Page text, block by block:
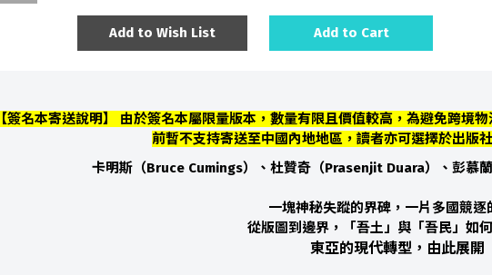
Add to Wish List Add to Cart
【簽名本寄送說明】 由於簽名本屬限量版本，數量有限且價值較高，為避免跨境
前暫不支持寄送至中國內地地區，讀者亦可選擇於出版
卡明斯（Bruce Cumings）、杜贊奇（Prasenjit Duara）、彭慕
一塊神秘失蹤的界碑，一片多國競逐
從版圖到邊界，「吾土」與「吾民」如
東亞的現代轉型，由此展開